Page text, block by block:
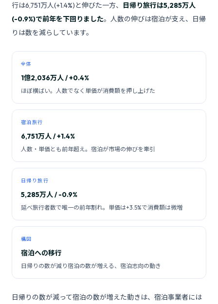
行は6,751万人(+1.4%)と伸びた一方、
日帰り旅行は5,285万人
(-0.9%)で前年を下回りました。人数の伸びは宿泊が支え、日帰
りは数を減らしています。
全体
1億2,036万人 / +0.4%
ほぼ横ばい。人数でなく単価が消費額を押し上げた
宿泊旅行
6,751万人 / +1.4%
人数・単価とも前年超え。宿泊が市場の伸びを牽引
日帰り旅行
5,285万人 / -0.9%
延べ旅行者数で唯一の前年割れ。単価は+3.5%で消費額は微増
構図
宿泊への移行
日帰りの数が減り宿泊の数が増える、宿泊志向の動き
日帰りの数が減って宿泊の数が増えた動きは、宿泊事業者には